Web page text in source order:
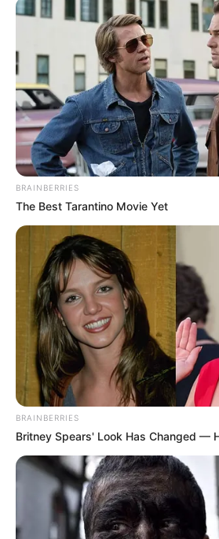
BRAINBERRIES
The Best Tarantino Movie Yet
BRAINBERRIES
Britney Spears' Look Has Changed —